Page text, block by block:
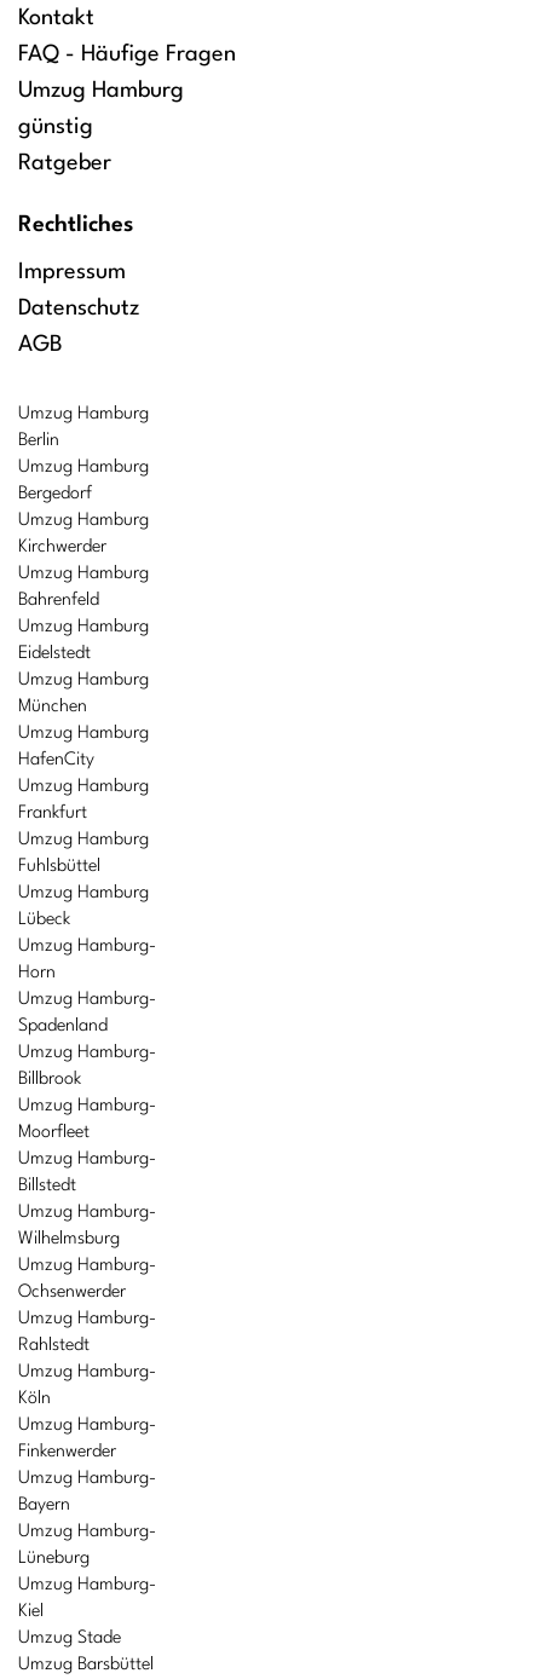
Kontakt
FAQ - Häufige Fragen
Umzug Hamburg
günstig
Ratgeber
Rechtliches
Impressum
Datenschutz
AGB
Umzug Hamburg
Berlin
Umzug Hamburg
Bergedorf
Umzug Hamburg
Kirchwerder
Umzug Hamburg
Bahrenfeld
Umzug Hamburg
Eidelstedt
Umzug Hamburg
München
Umzug Hamburg
HafenCity
Umzug Hamburg
Frankfurt
Umzug Hamburg
Fuhlsbüttel
Umzug Hamburg
Lübeck
Umzug Hamburg-
Horn
Umzug Hamburg-
Spadenland
Umzug Hamburg-
Billbrook
Umzug Hamburg-
Moorfleet
Umzug Hamburg-
Billstedt
Umzug Hamburg-
Wilhelmsburg
Umzug Hamburg-
Ochsenwerder
Umzug Hamburg-
Rahlstedt
Umzug Hamburg-
Köln
Umzug Hamburg-
Finkenwerder
Umzug Hamburg-
Bayern
Umzug Hamburg-
Lüneburg
Umzug Hamburg-
Kiel
Umzug Stade
Umzug Barsbüttel